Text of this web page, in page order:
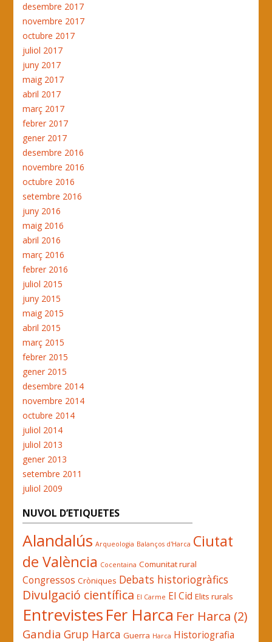
desembre 2017
novembre 2017
octubre 2017
juliol 2017
juny 2017
maig 2017
abril 2017
març 2017
febrer 2017
gener 2017
desembre 2016
novembre 2016
octubre 2016
setembre 2016
juny 2016
maig 2016
abril 2016
març 2016
febrer 2016
juliol 2015
juny 2015
maig 2015
abril 2015
març 2015
febrer 2015
gener 2015
desembre 2014
novembre 2014
octubre 2014
juliol 2014
juliol 2013
gener 2013
setembre 2011
juliol 2009
NUVOL D’ETIQUETES
Alandalús Arqueologia Balanços d'Harca Ciutat
de València Cocentaina Comunitat rural
Congressos Cròniques Debats historiogràfics
Divulgació científica El Carme El Cid Elits rurals
Entrevistes Fer Harca Fer Harca (2)
Gandia Grup Harca Guerra Harca Historiografia